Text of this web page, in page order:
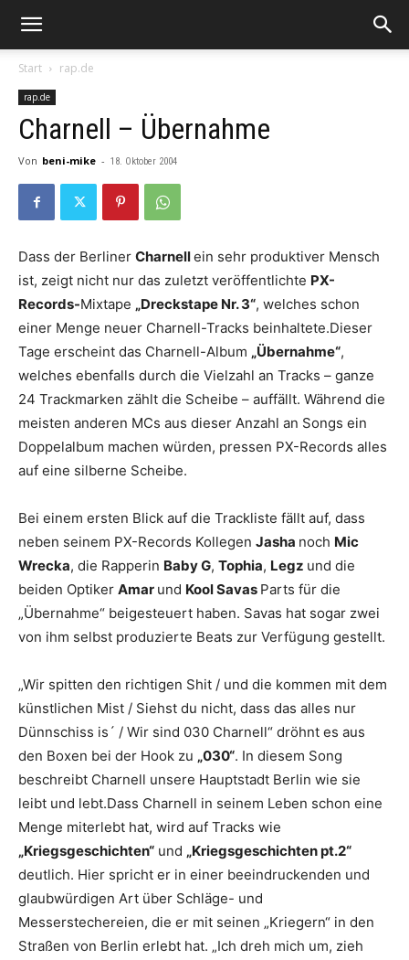
Start rap.de
rap.de
Charnell – Übernahme
Von beni-mike - 18. Oktober 2004
Dass der Berliner Charnellein sehr produktiver Mensch
ist, zeigt nicht nur das zuletzt veröffentlichte PX-
Records-Mixtape „Dreckstape Nr. 3“, welches schon
einer Menge neuer Charnell-Tracks beinhaltete.Dieser
Tage erscheint das Charnell-Album „Übernahme“,
welches ebenfalls durch die Vielzahl an Tracks – ganze
24 Trackmarken zählt die Scheibe – auffällt. Während die
meisten anderen MCs aus dieser Anzahl an Songs ein
Doppelalbum machen würden, pressen PX-Records alles
auf eine silberne Scheibe.
Bei einem ersten Blick auf die Trackliste fällt auf, dass
neben seinem PX-Records Kollegen Jasha noch Mic
Wrecka, die Rapperin Baby G, Tophia, Legz und die
beiden Optiker Amar und Kool Savas Parts für die
„Übernahme“ beigesteuert haben. Savas hat sogar zwei
von ihm selbst produzierte Beats zur Verfügung gestellt.
„Wir spitten den richtigen Shit / und die kommen mit dem
künstlichen Mist / Siehst du nicht, dass das alles nur
Dünnschiss is´ / Wir sind 030 Charnell“ dröhnt es aus
den Boxen bei der Hook zu „030“. In diesem Song
beschreibt Charnell unsere Hauptstadt Berlin wie sie
leibt und lebt.Dass Charnell in seinem Leben schon eine
Menge miterlebt hat, wird auf Tracks wie
„Kriegsgeschichten“ und „Kriegsgeschichten pt.2“
deutlich. Hier spricht er in einer beeindruckenden und
glaubwürdigen Art über Schläge- und
Messerstechereien, die er mit seinen „Kriegern“ in den
Straßen von Berlin erlebt hat. „Ich dreh mich um, zieh